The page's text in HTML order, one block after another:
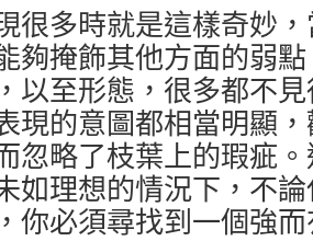
很多時就是這樣奇妙
夠掩飾其他方面的弱
以至形態，很多都不
現的意圖都相當明顯
忽略了枝葉上的瑕疵
如理想的情況下，不
你必須尋找到一個強